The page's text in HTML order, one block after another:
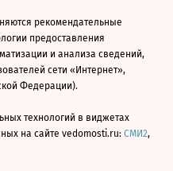
рекомендательные
предоставления
и анализа сведений,
сети «Интернет»,
Федерации).
технологий в виджетах
на сайте vedomosti.ru: СМИ2,